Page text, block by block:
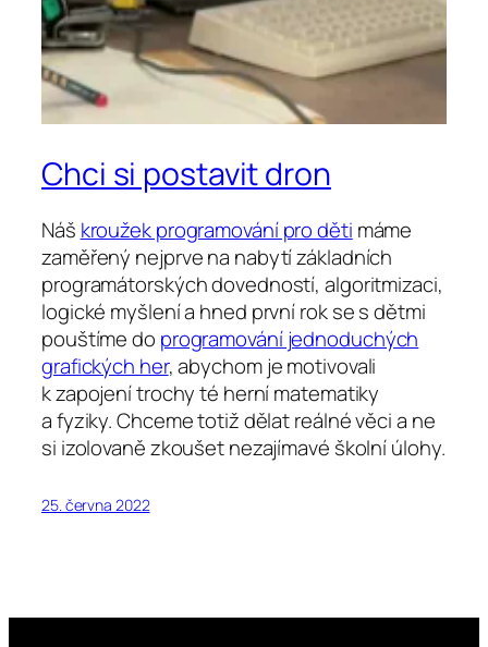
Chci si postavit dron
Náš kroužek programování pro děti máme
zaměřený nejprve na nabytí základních
programátorských dovedností, algoritmizaci,
logické myšlení a hned první rok se s dětmi
pouštíme do programování jednoduchých
grafických her, abychom je motivovali
k zapojení trochy té herní matematiky
a fyziky. Chceme totiž dělat reálné věci a ne
si izolovaně zkoušet nezajímavé školní úlohy.
25. června 2022